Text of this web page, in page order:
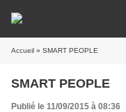
Accueil » SMART PEOPLE
SMART PEOPLE
Publié le 11/09/2015 à 08:36